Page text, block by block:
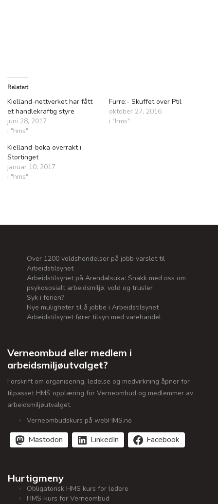
Relatert
Kielland-nettverket har fått
et handlekraftig styre
juni 28, 2017
i "hms"
Furre:- Skuffet over Ptil
oktober 27, 2016
i "hms"
Kielland-boka overrakt i
Stortinget
januar 10, 2017
i "hms"
Over 1200 voldshendelser på jobb varslet til
Arbeidstilsynet
Arbeidstilsynet på Arendalsuka: Snakk med oss om
psykososialt arbeidsmiljø, vold og trusler
Syk i ferien?
Nye muligheter til å jobbe i Arbeidstilsynet
Arbeidstilsynet fører tilsyn med varehandel
Verneombud eller medlem i
arbeidsmiljøutvalget?
Forskrift om organisering, ledelse og medvirkning åpner for
tilpasset HMS opplæring for Verneombud og medlemmer av
arbeidsmiljøutvalget.
Verneombudskurs på webHMS.no
Mastodon LinkedIn Facebook
Hurtigmeny
Obligatorisk HMS kurs for ledere
HMS-kurs for Verneombud